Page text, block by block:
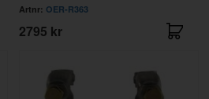
Artnr: OER-R363
2795 kr